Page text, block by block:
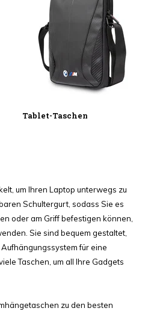
Tablet-Taschen
um Ihren Laptop unterwegs zu
Schultergurt, sodass Sie es
oder am Griff befestigen können,
Sie sind bequem gestaltet,
für eine
Taschen, um all Ihre Gadgets
zu den besten